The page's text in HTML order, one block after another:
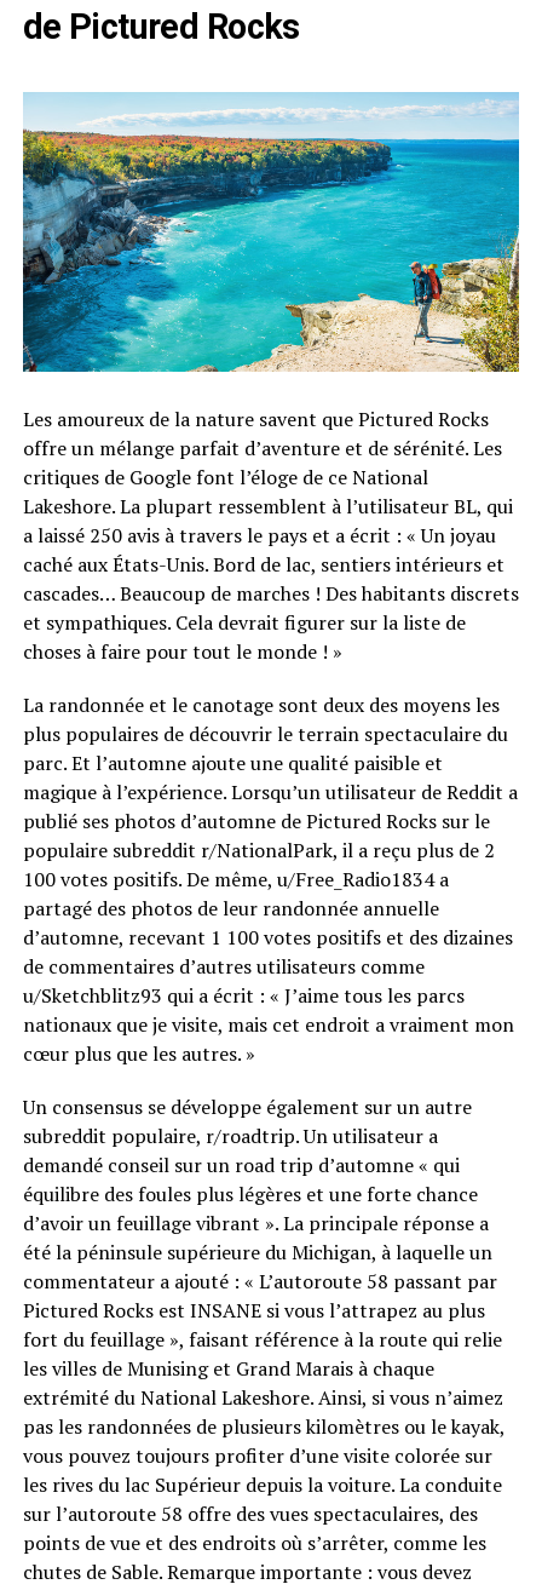
de Pictured Rocks
Les amoureux de la nature savent que Pictured Rocks
offre un mélange parfait d’aventure et de sérénité. Les
critiques de Google font l’éloge de ce National
Lakeshore. La plupart ressemblent à l’utilisateur BL, qui
a laissé 250 avis à travers le pays et a écrit : « Un joyau
caché aux États-Unis. Bord de lac, sentiers intérieurs et
cascades… Beaucoup de marches ! Des habitants discrets
et sympathiques. Cela devrait figurer sur la liste de
choses à faire pour tout le monde ! »
La randonnée et le canotage sont deux des moyens les
plus populaires de découvrir le terrain spectaculaire du
parc. Et l’automne ajoute une qualité paisible et
magique à l’expérience. Lorsqu’un utilisateur de Reddit a
publié ses photos d’automne de Pictured Rocks sur le
populaire subreddit r/NationalPark, il a reçu plus de 2
100 votes positifs. De même, u/Free_Radio1834 a
partagé des photos de leur randonnée annuelle
d’automne, recevant 1 100 votes positifs et des dizaines
de commentaires d’autres utilisateurs comme
u/Sketchblitz93 qui a écrit : « J’aime tous les parcs
nationaux que je visite, mais cet endroit a vraiment mon
cœur plus que les autres. »
Un consensus se développe également sur un autre
subreddit populaire, r/roadtrip. Un utilisateur a
demandé conseil sur un road trip d’automne « qui
équilibre des foules plus légères et une forte chance
d’avoir un feuillage vibrant ». La principale réponse a
été la péninsule supérieure du Michigan, à laquelle un
commentateur a ajouté : « L’autoroute 58 passant par
Pictured Rocks est INSANE si vous l’attrapez au plus
fort du feuillage », faisant référence à la route qui relie
les villes de Munising et Grand Marais à chaque
extrémité du National Lakeshore. Ainsi, si vous n’aimez
pas les randonnées de plusieurs kilomètres ou le kayak,
vous pouvez toujours profiter d’une visite colorée sur
les rives du lac Supérieur depuis la voiture. La conduite
sur l’autoroute 58 offre des vues spectaculaires, des
points de vue et des endroits où s’arrêter, comme les
chutes de Sable. Remarque importante : vous devez